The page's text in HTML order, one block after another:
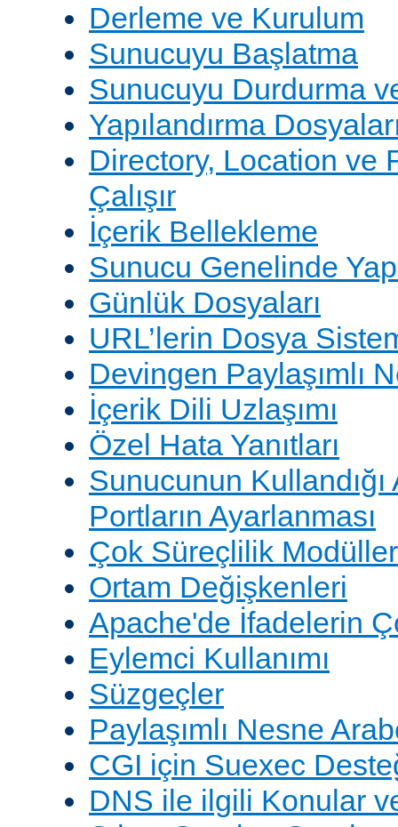
Derleme ve Kurulum
Sunucuyu Başlatma
Sunucuyu Durdurma
Yapılandırma
Directory, Location ve
Çalışır
İçerik Bellekleme
Sunucu Genelinde
Günlük Dosyaları
URL’lerin Dosya
Devingen Paylaşımlı
İçerik Dili Uzlaşımı
Özel Hata Yanıtları
Sunucunun
Portların Ayarlanması
Çok Süreçlilik
Ortam Değişkenleri
Apache'de İfadelerin
Eylemci Kullanımı
Süzgeçler
Paylaşımlı Nesne
CGI için Suexec
DNS ile ilgili Konular